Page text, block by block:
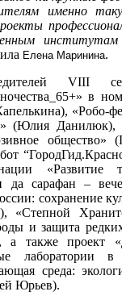
именно
Елена Маринина.
VIII
в
«Робо-
(Юлия Данилюк),
общество»
«Развитие
да сарафан –
сохранение
«Степной
и защита
а также проект
лаборатории в
среда:
Юрьев).